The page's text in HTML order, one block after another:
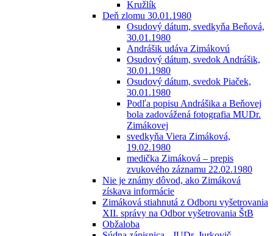
Kružlík
Deň zlomu 30.01.1980
Osudový dátum, svedkyňa Beňová,
30.01.1980
Andrášik udáva Zimákovú
Osudový dátum, svedok Andrášik,
30.01.1980
Osudový dátum, svedok Piaček,
30.01.1980
Podľa popisu Andrášika a Beňovej
bola zadovážená fotografia MUDr.
Zimákovej
svedkyňa Viera Zimáková,
19.02.1980
medička Zimáková – prepis
zvukového záznamu 22.02.1980
Nie je známy dôvod, ako Zimáková
získava informácie
Zimáková stiahnutá z Odboru vyšetrovania
XII. správy na Odbor vyšetrovania ŠtB
Obžaloba